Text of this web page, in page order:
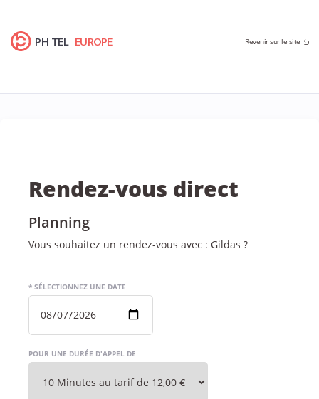
PH TEL EUROPE Revenir sur le site
Rendez-vous direct
Planning
Vous souhaitez un rendez-vous avec : Gildas ?
* SÉLECTIONNEZ UNE DATE
POUR UNE DURÉE D'APPEL DE